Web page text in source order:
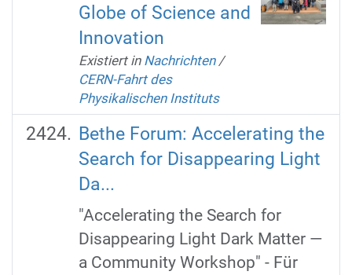
Globe of Science and
Innovation
Existiert in Nachrichten /
CERN-Fahrt des
Physikalischen Instituts
Bethe Forum: Accelerating the
Search for Disappearing Light
Da...
"Accelerating the Search for
Disappearing Light Dark Matter —
a Community Workshop" - Für